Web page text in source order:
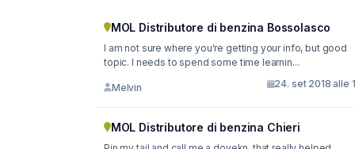
MOL Distributore di benzina Bossolasco
I am not sure where you're getting your info, but good
topic. I needs to spend some time learnin...
Melvin 24. set 2018 alle
MOL Distributore di benzina Chieri